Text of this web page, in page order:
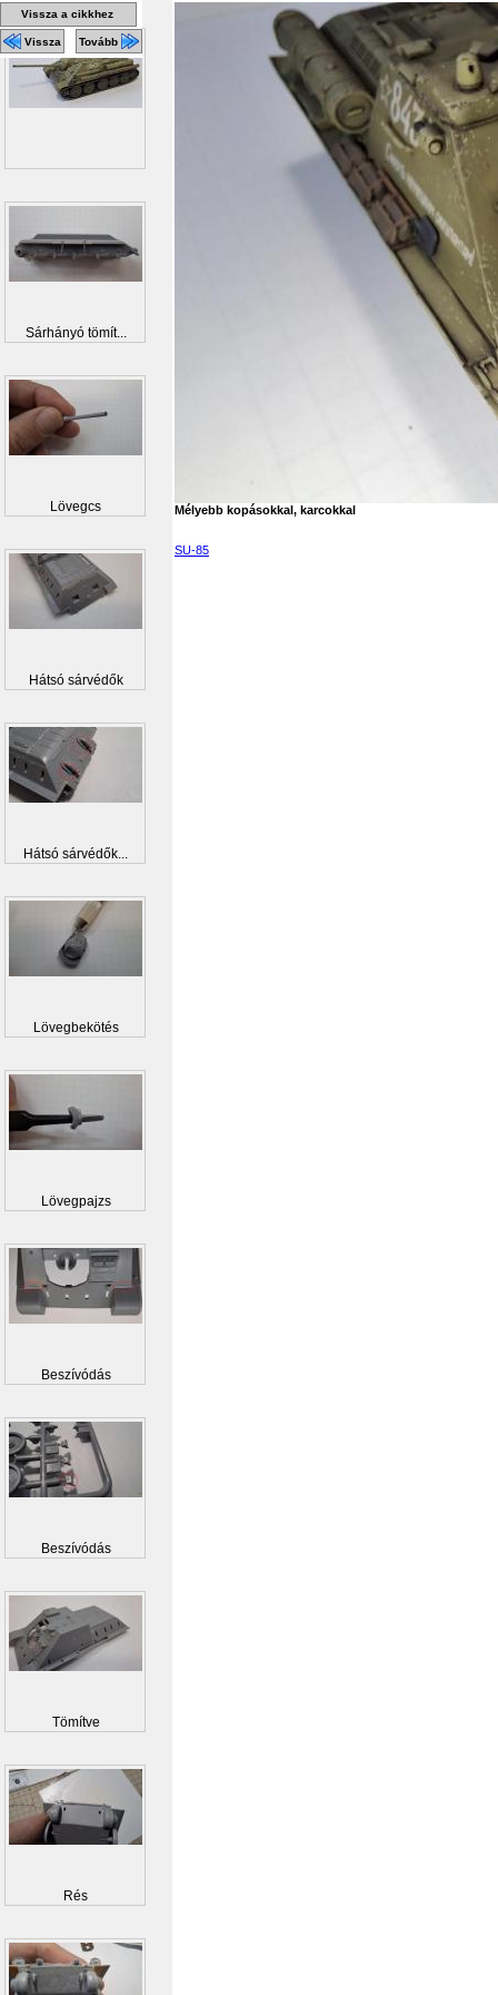
Mélyebb kopásokkal, karcokkal
SU-85
Vissza a cikkhez
Vissza Tovább
Sárhányó tömít...
Lövegcs
Hátsó sárvédők
Hátsó sárvédők...
Lövegbekötés
Lövegpajzs
Beszívódás
Beszívódás
Tömítve
Rés